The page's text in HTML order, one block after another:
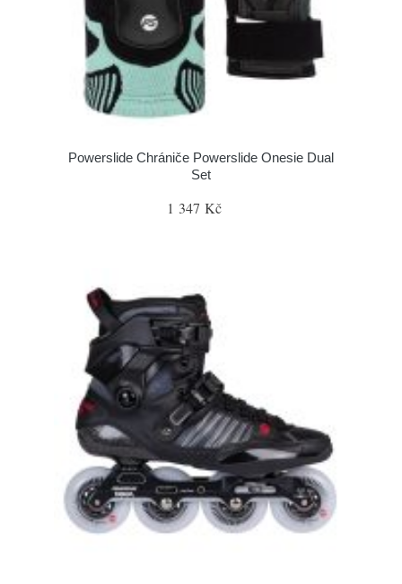
Powerslide Chrániče Powerslide Onesie Dual
Set
1 347 Kč